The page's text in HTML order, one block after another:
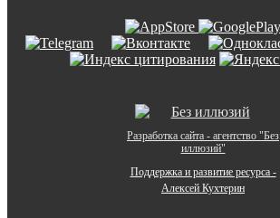
Разработка сайта - агентство "Без
иллюзий"
Поддержка и развитие ресурса -
Алексей Кухтерин